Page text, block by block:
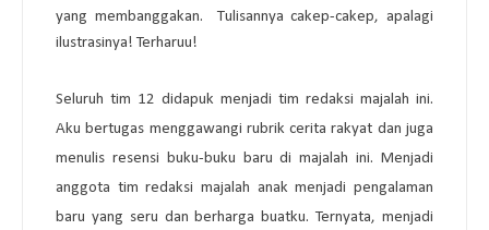
yang membanggakan. Tulisannya cakep-cakep, apalagi
ilustrasinya! Terharuu!
Seluruh tim 12 didapuk menjadi tim redaksi majalah ini.
Aku bertugas menggawangi rubrik cerita rakyat dan juga
menulis resensi buku-buku baru di majalah ini. Menjadi
anggota tim redaksi majalah anak menjadi pengalaman
baru yang seru dan berharga buatku. Ternyata, menjadi